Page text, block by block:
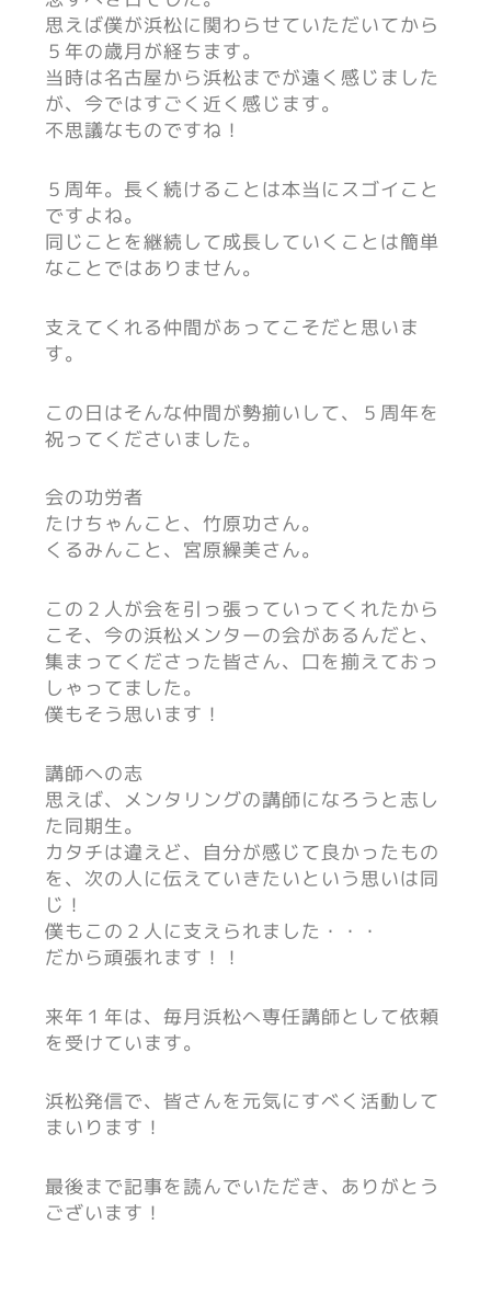
思えば僕が浜松に関わらせていただいてから
５年の歳月が経ちます。
当時は名古屋から浜松までが遠く感じました
が、今ではすごく近く感じます。
不思議なものですね！
５周年。長く続けることは本当にスゴイこと
ですよね。
同じことを継続して成長していくことは簡単
なことではありません。
支えてくれる仲間があってこそだと思いま
す。
この日はそんな仲間が勢揃いして、５周年を
祝ってくださいました。
会の功労者
たけちゃんこと、竹原功さん。
くるみんこと、宮原繰美さん。
この２人が会を引っ張っていってくれたから
こそ、今の浜松メンターの会があるんだと、
集まってくださった皆さん、口を揃えておっ
しゃってました。
僕もそう思います！
講師への志
思えば、メンタリングの講師になろうと志し
た同期生。
カタチは違えど、自分が感じて良かったもの
を、次の人に伝えていきたいという思いは同
じ！
僕もこの２人に支えられました・・・
だから頑張れます！！
来年１年は、毎月浜松へ専任講師として依頼
を受けています。
浜松発信で、皆さんを元気にすべく活動して
まいります！
最後まで記事を読んでいただき、ありがとう
ございます！